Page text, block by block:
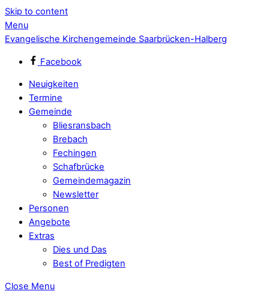
Skip to content
Menu
Evangelische Kirchengemeinde Saarbrücken-Halberg
Facebook
Neuigkeiten
Termine
Gemeinde
Bliesransbach
Brebach
Fechingen
Schafbrücke
Gemeindemagazin
Newsletter
Personen
Angebote
Extras
Dies und Das
Best of Predigten
Close Menu